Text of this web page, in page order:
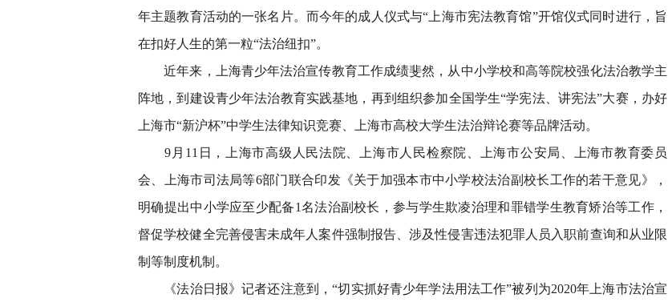
年主题教育活动的一张名片。而今年的成人仪式与“上海市宪法教育馆”开馆仪式同时进行，旨
在扣好人生的第一粒“法治纽扣”。
近年来，上海青少年法治宣传教育工作成绩斐然，从中小学校和高等院校强化法治教学主
阵地，到建设青少年法治教育实践基地，再到组织参加全国学生“学宪法、讲宪法”大赛，办好
上海市“新沪杯”中学生法律知识竞赛、上海市高校大学生法治辩论赛等品牌活动。
9月11日，上海市高级人民法院、上海市人民检察院、上海市公安局、上海市教育委员
会、上海市司法局等6部门联合印发《关于加强本市中小学校法治副校长工作的若干意见》，
明确提出中小学应至少配备1名法治副校长，参与学生欺凌治理和罪错学生教育矫治等工作，
督促学校健全完善侵害未成年人案件强制报告、涉及性侵害违法犯罪人员入职前查询和从业限
制等制度机制。
《法治日报》记者还注意到，“切实抓好青少年学法用法工作”被列为2020年上海市法治宣